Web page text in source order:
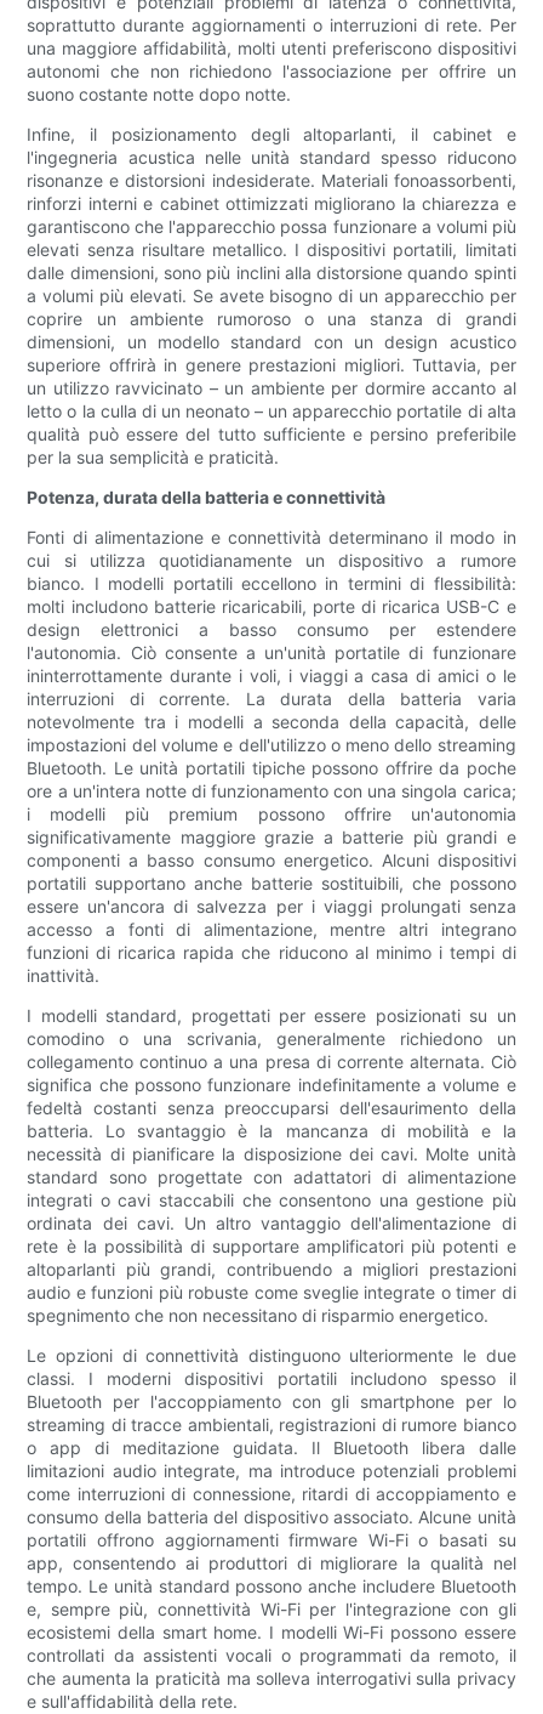
soprattutto durante aggiornamenti o interruzioni di rete. Per
una maggiore affidabilità, molti utenti preferiscono dispositivi
autonomi che non richiedono l'associazione per offrire un
suono costante notte dopo notte.
Infine, il posizionamento degli altoparlanti, il cabinet e
l'ingegneria acustica nelle unità standard spesso riducono
risonanze e distorsioni indesiderate. Materiali fonoassorbenti,
rinforzi interni e cabinet ottimizzati migliorano la chiarezza e
garantiscono che l'apparecchio possa funzionare a volumi più
elevati senza risultare metallico. I dispositivi portatili, limitati
dalle dimensioni, sono più inclini alla distorsione quando spinti
a volumi più elevati. Se avete bisogno di un apparecchio per
coprire un ambiente rumoroso o una stanza di grandi
dimensioni, un modello standard con un design acustico
superiore offrirà in genere prestazioni migliori. Tuttavia, per
un utilizzo ravvicinato – un ambiente per dormire accanto al
letto o la culla di un neonato – un apparecchio portatile di alta
qualità può essere del tutto sufficiente e persino preferibile
per la sua semplicità e praticità.
Potenza, durata della batteria e connettività
Fonti di alimentazione e connettività determinano il modo in
cui si utilizza quotidianamente un dispositivo a rumore
bianco. I modelli portatili eccellono in termini di flessibilità:
molti includono batterie ricaricabili, porte di ricarica USB-C e
design elettronici a basso consumo per estendere
l'autonomia. Ciò consente a un'unità portatile di funzionare
ininterrottamente durante i voli, i viaggi a casa di amici o le
interruzioni di corrente. La durata della batteria varia
notevolmente tra i modelli a seconda della capacità, delle
impostazioni del volume e dell'utilizzo o meno dello streaming
Bluetooth. Le unità portatili tipiche possono offrire da poche
ore a un'intera notte di funzionamento con una singola carica;
i modelli più premium possono offrire un'autonomia
significativamente maggiore grazie a batterie più grandi e
componenti a basso consumo energetico. Alcuni dispositivi
portatili supportano anche batterie sostituibili, che possono
essere un'ancora di salvezza per i viaggi prolungati senza
accesso a fonti di alimentazione, mentre altri integrano
funzioni di ricarica rapida che riducono al minimo i tempi di
inattività.
I modelli standard, progettati per essere posizionati su un
comodino o una scrivania, generalmente richiedono un
collegamento continuo a una presa di corrente alternata. Ciò
significa che possono funzionare indefinitamente a volume e
fedeltà costanti senza preoccuparsi dell'esaurimento della
batteria. Lo svantaggio è la mancanza di mobilità e la
necessità di pianificare la disposizione dei cavi. Molte unità
standard sono progettate con adattatori di alimentazione
integrati o cavi staccabili che consentono una gestione più
ordinata dei cavi. Un altro vantaggio dell'alimentazione di
rete è la possibilità di supportare amplificatori più potenti e
altoparlanti più grandi, contribuendo a migliori prestazioni
audio e funzioni più robuste come sveglie integrate o timer di
spegnimento che non necessitano di risparmio energetico.
Le opzioni di connettività distinguono ulteriormente le due
classi. I moderni dispositivi portatili includono spesso il
Bluetooth per l'accoppiamento con gli smartphone per lo
streaming di tracce ambientali, registrazioni di rumore bianco
o app di meditazione guidata. Il Bluetooth libera dalle
limitazioni audio integrate, ma introduce potenziali problemi
come interruzioni di connessione, ritardi di accoppiamento e
consumo della batteria del dispositivo associato. Alcune unità
portatili offrono aggiornamenti firmware Wi-Fi o basati su
app, consentendo ai produttori di migliorare la qualità nel
tempo. Le unità standard possono anche includere Bluetooth
e, sempre più, connettività Wi-Fi per l'integrazione con gli
ecosistemi della smart home. I modelli Wi-Fi possono essere
controllati da assistenti vocali o programmati da remoto, il
che aumenta la praticità ma solleva interrogativi sulla privacy
e sull'affidabilità della rete.